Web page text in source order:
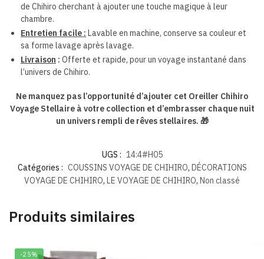
de Chihiro cherchant à ajouter une touche magique à leur
chambre.
Entretien facile : Lavable en machine, conserve sa couleur et
sa forme lavage après lavage.
Livraison : Offerte et rapide, pour un voyage instantané dans
l’univers de Chihiro.
Ne manquez pas l’opportunité d’ajouter cet Oreiller Chihiro
Voyage Stellaire à votre collection et d’embrasser chaque nuit
un univers rempli de rêves stellaires. 🎁
UGS : 14:4#H05
Catégories : COUSSINS VOYAGE DE CHIHIRO, DÉCORATIONS
VOYAGE DE CHIHIRO, LE VOYAGE DE CHIHIRO, Non classé
Produits similaires
-25%